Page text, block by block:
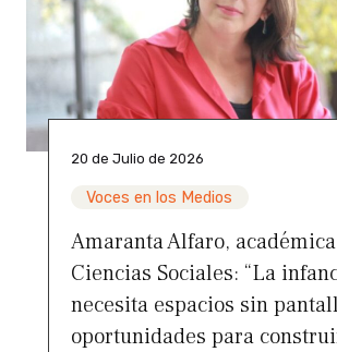
20 de Julio de 2026
Voces en los Medios
Amaranta Alfaro,
Ciencias Sociales: “La
necesita espacios sin
oportunidades para